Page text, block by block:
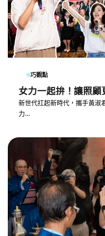
巧觀點
女力一起拚！讓照顧
新世代扛起新時代，攜手黃淑
力…